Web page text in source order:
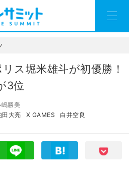
ス堀米雄斗が初優勝！
3位
勝美
田大亮 X GAMES
白井空良